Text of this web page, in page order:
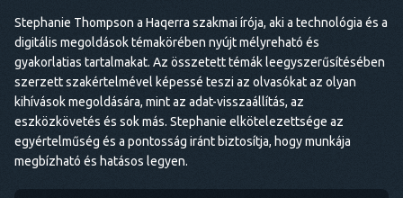
Stephanie Thompson a Haqerra szakmai írója, aki a technológia és a
digitális megoldások témakörében nyújt mélyreható és
gyakorlatias tartalmakat. Az összetett témák leegyszerűsítésében
szerzett szakértelmével képessé teszi az olvasókat az olyan
kihívások megoldására, mint az adat-visszaállítás, az
eszközkövetés és sok más. Stephanie elkötelezettsége az
egyértelműség és a pontosság iránt biztosítja, hogy munkája
megbízható és hatásos legyen.